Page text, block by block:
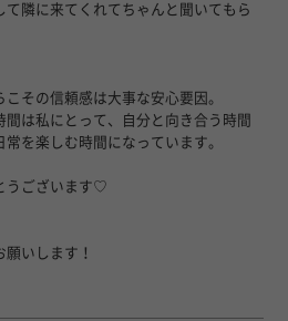
て隣に来てくれてちゃんと聞いてもら
こその信頼感は大事な安心要因。
間は私にとって、自分と向き合う時間
常を楽しむ時間になっています。
うございます♡
願いします！